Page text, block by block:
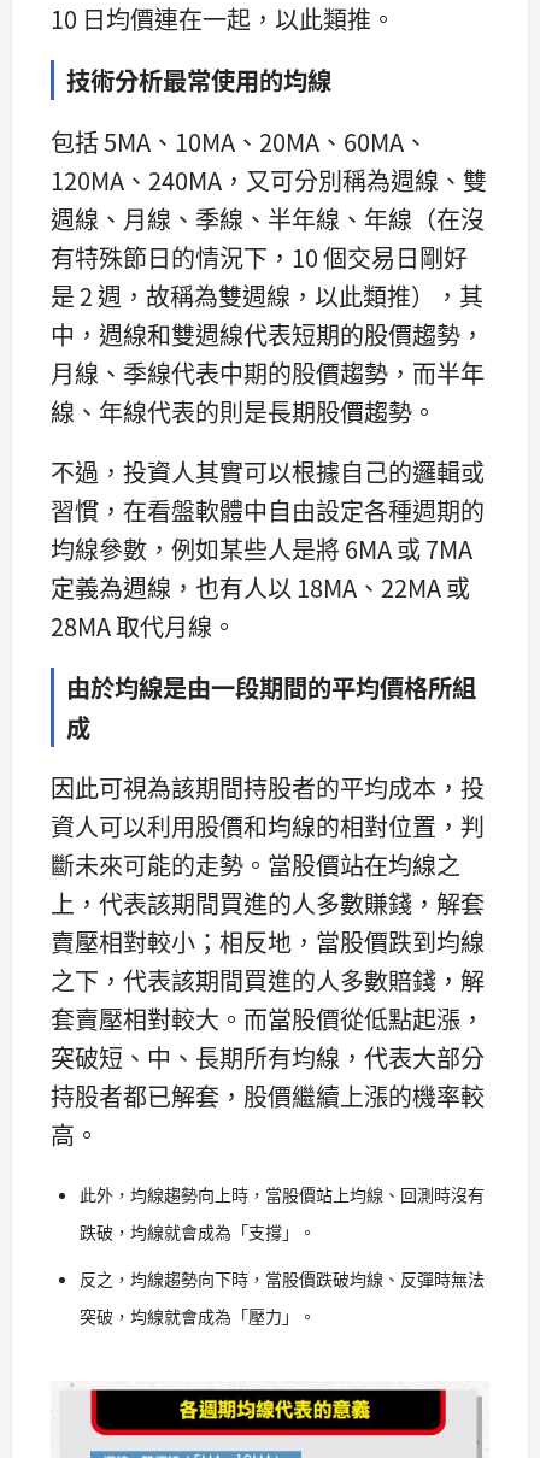
10 日均價連在一起，以此類推。
技術分析最常使用的均線
包括 5MA、10MA、20MA、60MA、
120MA、240MA，又可分別稱為週線、雙
週線、月線、季線、半年線、年線（在沒
有特殊節日的情況下，10 個交易日剛好
是 2 週，故稱為雙週線，以此類推），其
中，週線和雙週線代表短期的股價趨勢，
月線、季線代表中期的股價趨勢，而半年
線、年線代表的則是長期股價趨勢。
不過，投資人其實可以根據自己的邏輯或
習慣，在看盤軟體中自由設定各種週期的
均線參數，例如某些人是將 6MA 或 7MA
定義為週線，也有人以 18MA、22MA 或
28MA 取代月線。
由於均線是由一段期間的平均價格所組
成
因此可視為該期間持股者的平均成本，投
資人可以利用股價和均線的相對位置，判
斷未來可能的走勢。當股價站在均線之
上，代表該期間買進的人多數賺錢，解套
賣壓相對較小；相反地，當股價跌到均線
之下，代表該期間買進的人多數賠錢，解
套賣壓相對較大。而當股價從低點起漲，
突破短、中、長期所有均線，代表大部分
持股者都已解套，股價繼續上漲的機率較
高。
此外，均線趨勢向上時，當股價站上均線、回測時沒有
跌破，均線就會成為「支撐」。
反之，均線趨勢向下時，當股價跌破均線、反彈時無法
突破，均線就會成為「壓力」。